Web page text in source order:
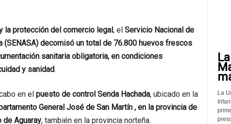
la protección del comercio legal, el Servicio Nacional de
(SENASA) decomisó un total de 76.800 huevos frescos
sanitaria obligatoria, en condiciones
y sanidad.
en el puesto de control Senda Hachada, ubicado en la
General José de San Martín , en la provincia de
Aguaray, también en la provincia norteña.
La